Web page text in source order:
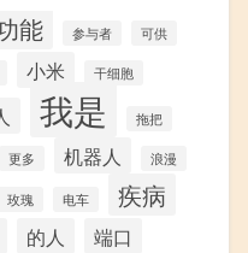
能 参与者 可供
小米 干细胞
我是 拖把
更多 机器人 浪漫
玫瑰 电车 疾病
的人 端口